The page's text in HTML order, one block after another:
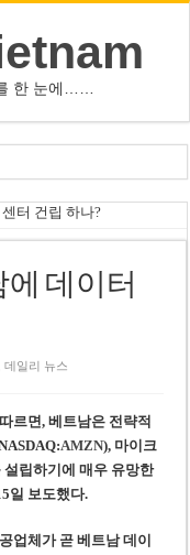
한 눈에……
확인
…수혜주는
유망 종목 제시
빌딩 추진
거 최대 350% 지급 이력
행자 피해 경보
뮌 위원장 과태료 상한 50
트 개발 추진
터 건립 하나?
데이터
,데일리 뉴스
르면, 베트남은 전략적
AMZN), 마이크
립하기에 매우 유망한
일 보도했다.
업체가 곧 베트남 데이